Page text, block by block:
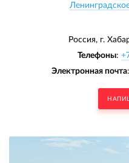
Россия, г.
Телефоны:
Электронная почта: